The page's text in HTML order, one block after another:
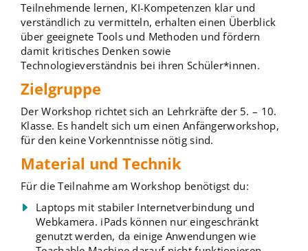
Teilnehmende lernen, KI-Kompetenzen klar und
verständlich zu vermitteln, erhalten einen Überblick
über geeignete Tools und Methoden und fördern
damit kritisches Denken sowie
Technologieverständnis bei ihren Schüler*innen.
Zielgruppe
Der Workshop richtet sich an Lehrkräfte der 5. – 10.
Klasse. Es handelt sich um einen Anfängerworkshop,
für den keine Vorkenntnisse nötig sind.
Material und Technik
Für die Teilnahme am Workshop benötigst du:
Laptops mit stabiler Internetverbindung und
Webkamera. iPads können nur eingeschränkt
genutzt werden, da einige Anwendungen wie